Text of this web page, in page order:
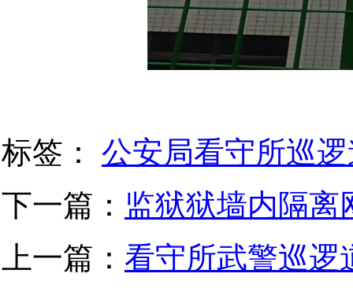
标签： 公安局看守所巡
下一篇： 监狱狱墙内隔离
上一篇： 看守所武警巡逻